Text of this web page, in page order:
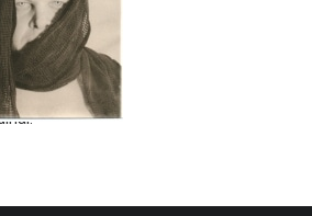
paper. Two
Easylith.
Film: Foma